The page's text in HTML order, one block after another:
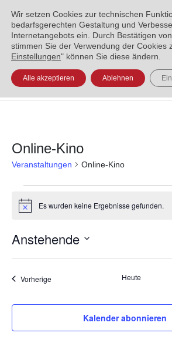
ENGLISH العربية
Online-Kino
Veranstaltungen Online-Kino
HinweisEs wurden keine Ergebnisse gefunden.
Anstehende
Datum
VorherigeVeranstaltungen Heute
Kalender abonnieren
Wir setzen Cookies zur technischen
bedarfsgerechten Gestaltung und
Internetangebots ein. Durch Bestätigen
stimmen Sie der Verwendung der Cookies
Einstellungen" können Sie diese ändern.
Alle akzeptieren Ablehnen